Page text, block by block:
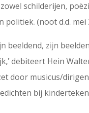
schilderijen,
politiek. (noot d.d.
beeldend, zijn
debiteert Hein
door musicus/
bij